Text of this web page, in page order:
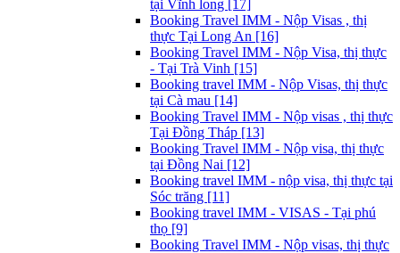
tại Vĩnh long [17]
Booking Travel IMM - Nộp Visas , thị
thực Tại Long An [16]
Booking Travel IMM - Nộp Visa, thị thực
- Tại Trà Vinh [15]
Booking travel IMM - Nộp Visas, thị thực
tại Cà mau [14]
Booking Travel IMM - Nộp visas , thị thực
Tại Đồng Tháp [13]
Booking Travel IMM - Nộp visa, thị thực
tại Đồng Nai [12]
Booking travel IMM - nộp visa, thị thực tại
Sóc trăng [11]
Booking travel IMM - VISAS - Tại phú
thọ [9]
Booking Travel IMM - Nộp visas, thị thực